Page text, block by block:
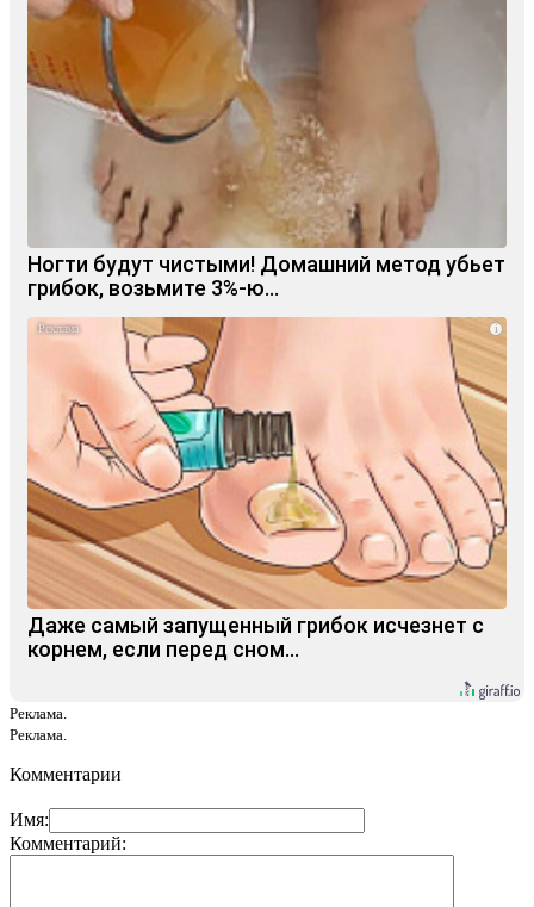
Ногти будут чистыми! Домашний метод убьет
грибок, возьмите 3%-ю…
i
Даже самый запущенный грибок исчезнет с
корнем, если перед сном…
Реклама.
Реклама.
Комментарии
Имя:
Комментарий: